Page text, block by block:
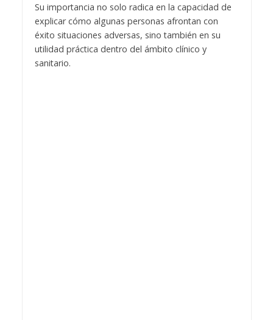
Su importancia no solo radica en la capacidad de
explicar cómo algunas personas afrontan con
éxito situaciones adversas, sino también en su
utilidad práctica dentro del ámbito clínico y
sanitario.